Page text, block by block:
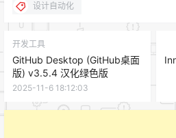
设计自动化
开发工具
GitHub Desktop (GitHub桌面
版) v3.5.4 汉化绿色版
2025-11-6 18:12:03